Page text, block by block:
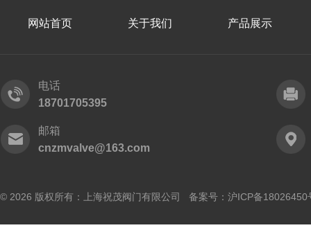
网站首页 关于我们 产品展示
电话
18701705395
邮箱
cnzmvalve@163.com
© 2026 版权所有：上海祝茂阀门有限公司 备案号： 沪ICP备18026450